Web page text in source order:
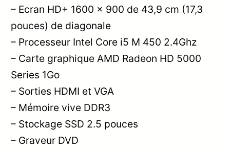
– Ecran HD+ 1600 x 900 de 43,9 cm (17,3
pouces) de diagonale
– Processeur Intel Core i5 M 450 2.4Ghz
– Carte graphique AMD Radeon HD 5000
Series 1Go
– Sorties HDMI et VGA
– Mémoire vive DDR3
– Stockage SSD 2.5 pouces
– Graveur DVD